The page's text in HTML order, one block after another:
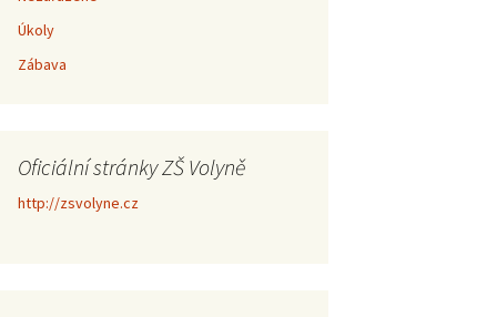
Úkoly
Zábava
Oficiální stránky ZŠ Volyně
http://zsvolyne.cz